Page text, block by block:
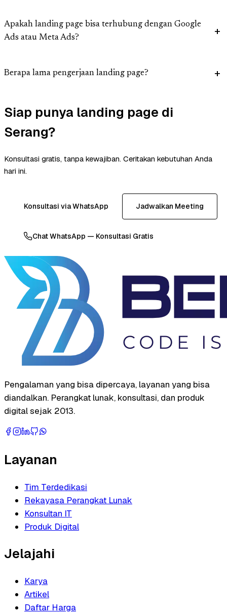
Apakah landing page bisa terhubung dengan Google
Ads atau Meta Ads?
Berapa lama pengerjaan landing page?
Siap punya landing page di
Serang?
Konsultasi gratis, tanpa kewajiban. Ceritakan kebutuhan Anda
hari ini.
Konsultasi via WhatsApp Jadwalkan Meeting
Chat WhatsApp — Konsultasi Gratis
Pengalaman yang bisa dipercaya, layanan yang bisa
diandalkan. Perangkat lunak, konsultasi, dan produk
digital sejak 2013.
Layanan
Tim Terdedikasi
Rekayasa Perangkat Lunak
Konsultan IT
Produk Digital
Jelajahi
Karya
Artikel
Daftar Harga